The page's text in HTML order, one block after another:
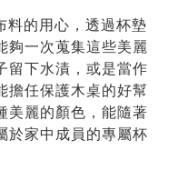
的用心，透過杯墊
夠一次蒐集這些美麗
留下水漬，或是當作
擔任保護木桌的好幫
美麗的顏色，能隨著
於家中成員的專屬杯